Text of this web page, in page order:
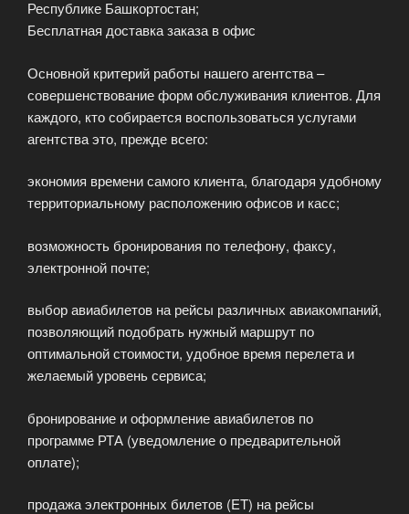
Республике Башкортостан;
Бесплатная доставка заказа в офис
Основной критерий работы нашего агентства –
совершенствование форм обслуживания клиентов. Для
каждого, кто собирается воспользоваться услугами
агентства это, прежде всего:
экономия времени самого клиента, благодаря удобному
территориальному расположению офисов и касс;
возможность бронирования по телефону, факсу,
электронной почте;
выбор авиабилетов на рейсы различных авиакомпаний,
позволяющий подобрать нужный маршрут по
оптимальной стоимости, удобное время перелета и
желаемый уровень сервиса;
бронирование и оформление авиабилетов по
программе РТА (уведомление о предварительной
оплате);
продажа электронных билетов (ET) на рейсы